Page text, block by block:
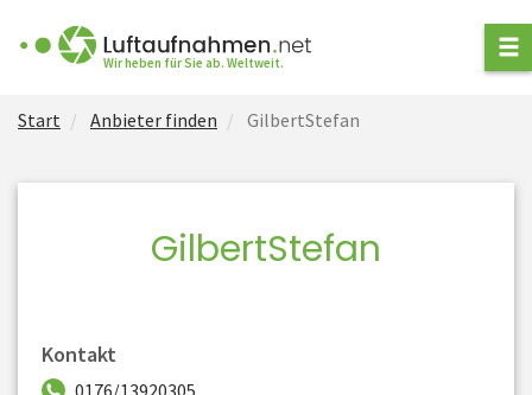
Wir heben für Sie ab. Weltweit.
Start Anbieter finden GilbertStefan
GilbertStefan
Kontakt
0176/13920305
ANFRAGE STELLEN
ANBIETER FINDEN
ARTEN VON